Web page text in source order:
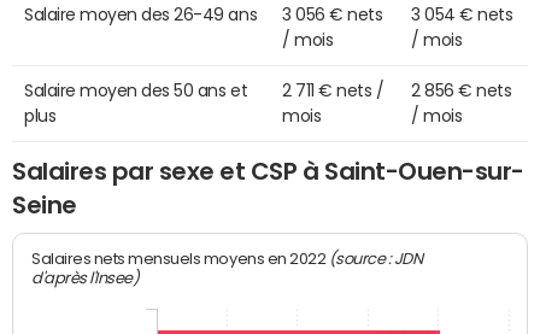
Salaire moyen des 26-49 ans
3 056 € nets
/ mois
3 054 € nets
/ mois
Salaire moyen des 50 ans et
plus
2 711 € nets /
mois
2 856 € nets
/ mois
Salaires par sexe et CSP à Saint-Ouen-sur-
Seine
Salaires nets mensuels moyens en 2022 (source : JDN
d'après l'Insee)